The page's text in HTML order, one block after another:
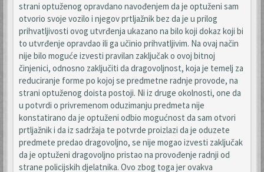
strani optuženog opravdano navođenjem da je optuženi sam
otvorio svoje vozilo i njegov prtljažnik bez da je u prilog
prihvatljivosti ovog utvrđenja ukazano na bilo koji dokaz koji bi
to utvrđenje opravdao ili ga učinio prihvatljivim. Na ovaj način
nije bilo moguće izvesti pravilan zaključak o ovoj bitnoj
činjenici, odnosno zaključiti da dragovoljnost, koja je temelj za
reduciranje forme po kojoj se predmetne radnje provode, na
strani optuženog doista postoji. Ni iz druge okolnosti, one da
u potvrdi o privremenom oduzimanju predmeta nije
konstatirano da je optuženi odbio mogućnost da sam otvori
prtljažnik i da iz sadržaja te potvrde proizlazi da je oduzete
predmete predao dragovoljno, se nije mogao izvesti zaključak
da je optuženi dragovoljno pristao na provođenje radnji od
strane policijskih djelatnika. Ovo zbog toga jer ovakva